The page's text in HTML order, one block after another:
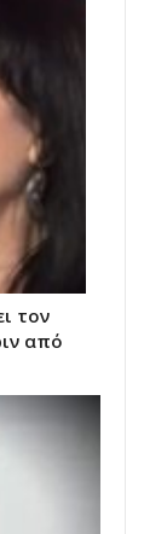
τον
από